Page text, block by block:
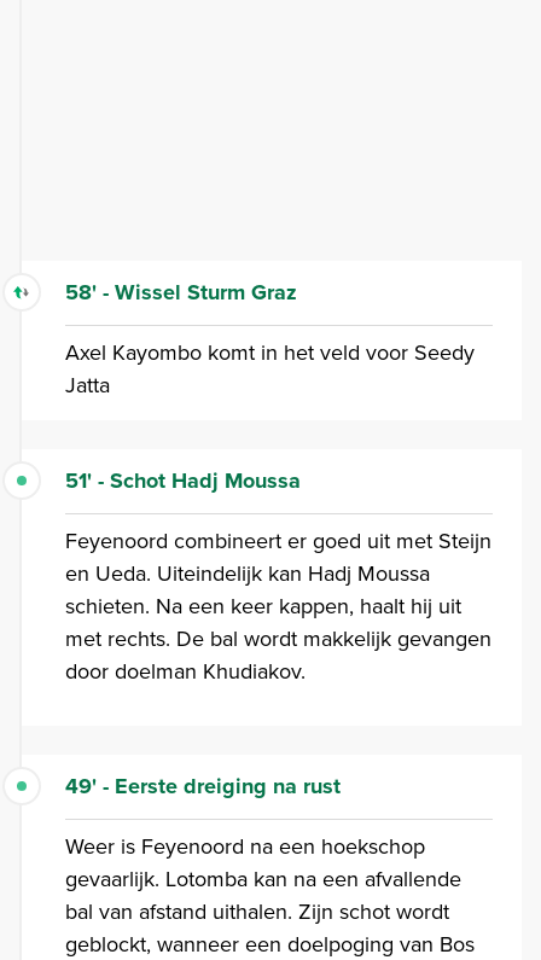
58' - Wissel Sturm Graz
Axel Kayombo komt in het veld voor Seedy
Jatta
51' - Schot Hadj Moussa
Feyenoord combineert er goed uit met Steijn
en Ueda. Uiteindelijk kan Hadj Moussa
schieten. Na een keer kappen, haalt hij uit
met rechts. De bal wordt makkelijk gevangen
door doelman Khudiakov.
49' - Eerste dreiging na rust
Weer is Feyenoord na een hoekschop
gevaarlijk. Lotomba kan na een afvallende
bal van afstand uithalen. Zijn schot wordt
geblockt, wanneer een doelpoging van Bos